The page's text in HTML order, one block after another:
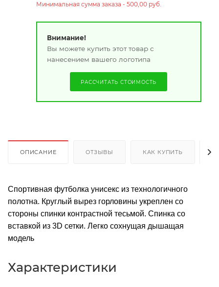
Минимальная сумма заказа - 500,00 руб.
Внимание!
Вы можете купить этот товар с
нанесением вашего логотипа
РАССЧИТАТЬ СТОИМОСТЬ
ОПИСАНИЕ ОТЗЫВЫ КАК КУПИТЬ
Спортивная футболка унисекс из технологичного
полотна. Круглый вырез горловины укреплен со
стороны спинки контрастной тесьмой. Спинка со
вставкой из 3D сетки. Легко сохнущая дышащая
модель
Характеристики